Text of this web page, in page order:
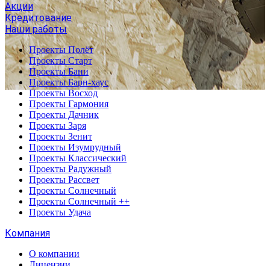
Акции
Кредитование
Наши работы
Проекты Полёт
Проекты Старт
Проекты Бани
Проекты Барн-хаус
Проекты Восход
Проекты Гармония
Проекты Дачник
Проекты Заря
Проекты Зенит
Проекты Изумрудный
Проекты Классический
Проекты Радужный
Проекты Рассвет
Проекты Солнечный
Проекты Солнечный ++
Проекты Удача
Компания
О компании